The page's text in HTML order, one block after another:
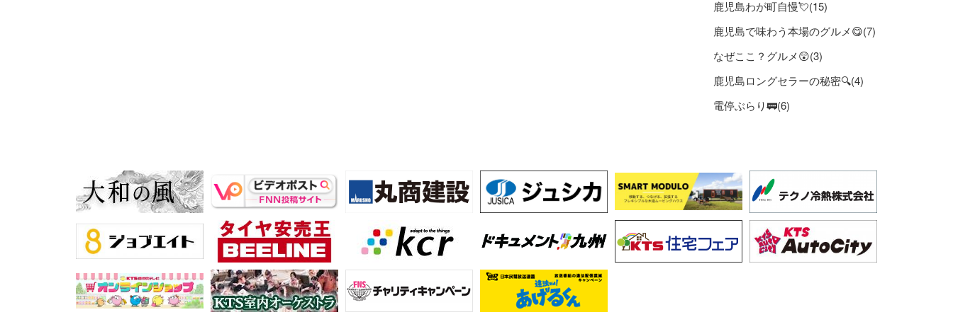
鹿児島わが町自慢💘(15)
鹿児島で味わう本場のグルメ😋(7)
なぜここ？グルメ😲(3)
鹿児島ロングセラーの秘密🔍(4)
電停ぶらり🚃(6)